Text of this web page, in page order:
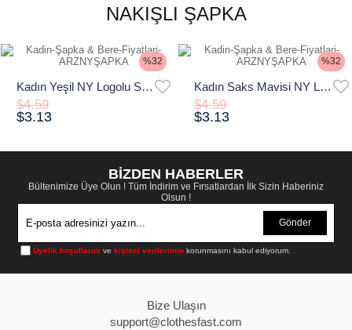
NAKIŞLI ŞAPKA
Kadın Yeşil NY Logolu Spor Şapka – New York Tarzı
$3.13
$4.59
%32
Kadın Saks Mavisi NY Logolu Spor Şapka – New York Tarzı
$3.13
$4.59
%32
BİZDEN HABERLER
Bültenimize Üye Olun ! Tüm İndirim ve Fırsatlardan İlk Sizin Haberiniz
Olsun !
Gönder
Üyelik koşullarını vekişisel verilerimin korunmasını kabul ediyorum.
Bize Ulaşın
support@clothesfast.com